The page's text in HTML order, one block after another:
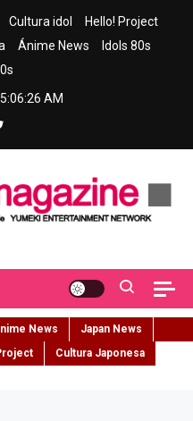
Cultura idol
Hello! Project
Ánime News
Idols 80s
5:06:27 AM
News
Japan News
Cultura Japonesa